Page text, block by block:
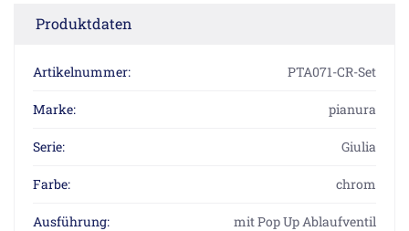
Produktdaten
Artikelnummer: PTA071-CR-Set
Marke: pianura
Serie: Giulia
Farbe: chrom
Ausführung: mit Pop Up Ablaufventil